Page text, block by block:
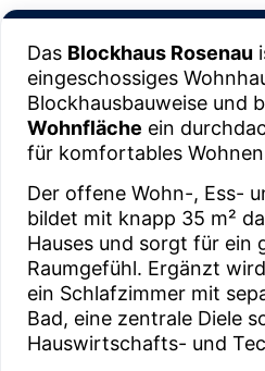
Das Blockhaus Rosenau
eingeschossiges
Blockhausbauweise und
Wohnfläche ein
für komfortables
Der offene Wohn-, Ess-
bildet mit knapp 35 m²
Hauses und sorgt für ein
Raumgefühl. Ergänzt
ein Schlafzimmer mit
Bad, eine zentrale Diele
Hauswirtschafts- und